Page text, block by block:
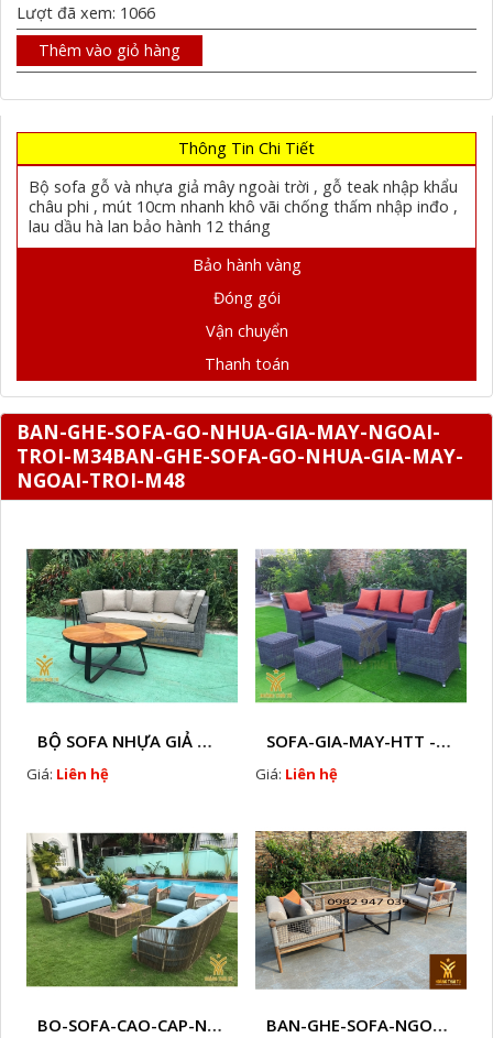
Lượt đã xem: 1066
Thêm vào giỏ hàng
Thông Tin Chi Tiết
Bộ sofa gỗ và nhựa giả mây ngoài trời , gỗ teak nhập khẩu
châu phi , mút 10cm nhanh khô vãi chống thấm nhập inđo ,
lau dầu hà lan bảo hành 12 tháng
Bảo hành vàng
Đóng gói
Vận chuyển
Thanh toán
BAN-GHE-SOFA-GO-NHUA-GIA-MAY-NGOAI-
TROI-M34BAN-GHE-SOFA-GO-NHUA-GIA-MAY-
NGOAI-TROI-M48
BỘ SOFA NHỰA GIẢ MÂY HTT - S86
Giá: Liên hệ
SOFA-GIA-MAY-HTT - S61 COPY
Giá: Liên hệ
BO-SOFA-CAO-CAP-NHUA-GIA-MAY-HTT - S88 BAN-GHE-SOFA-NGOAI-TROI-GIA-MAY-KN12